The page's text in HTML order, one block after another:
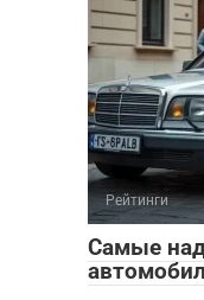
Рейтинги
Самые